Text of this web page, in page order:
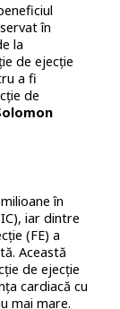
în
la
de ejecție
a fi
de
în
iar dintre
(FE) a
Această
de ejecție
cardiacă cu
mai mare.